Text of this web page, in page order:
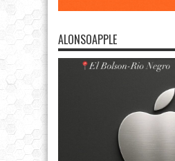
ALONSOAPPLE